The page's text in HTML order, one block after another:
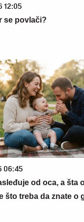
12:05
se povlači?
06:45
od oca, a šta
što treba da znate o